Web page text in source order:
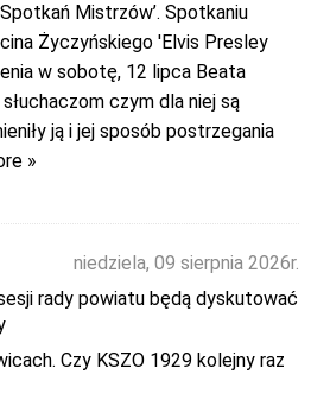
Mistrzów’. Spotkaniu
Życzyńskiego 'Elvis Presley
w sobotę, 12 lipca Beata
czym dla niej są
ją i jej sposób postrzegania
»
niedziela, 09 sierpnia 2026r.
rady powiatu będą dyskutować
Czy KSZO 1929 kolejny raz